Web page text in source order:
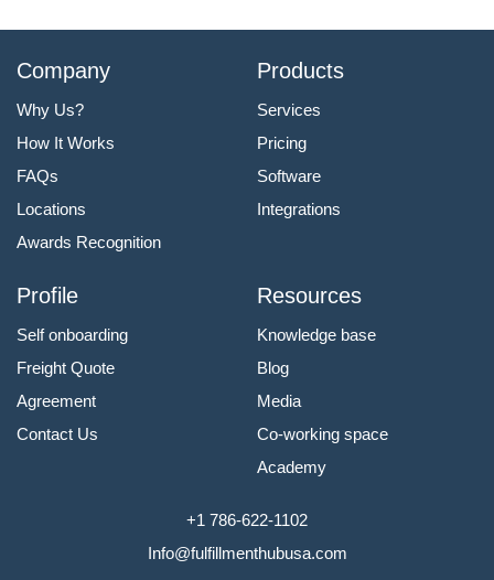
Company
Why Us?
How It Works
FAQs
Locations
Awards Recognition
Products
Services
Pricing
Software
Integrations
Profile
Self onboarding
Freight Quote
Agreement
Contact Us
Resources
Knowledge base
Blog
Media
Co-working space
Academy
+1 786-622-1102
Info@fulfillmenthubusa.com